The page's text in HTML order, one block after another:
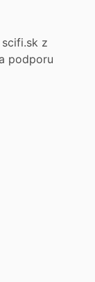
z
podporu